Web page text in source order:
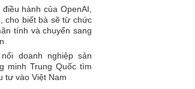
hành của OpenAI,
cho biết bà sẽ từ chức
tính và chuyển sang
doanh nghiệp sản
minh Trung Quốc tìm
tư vào Việt Nam